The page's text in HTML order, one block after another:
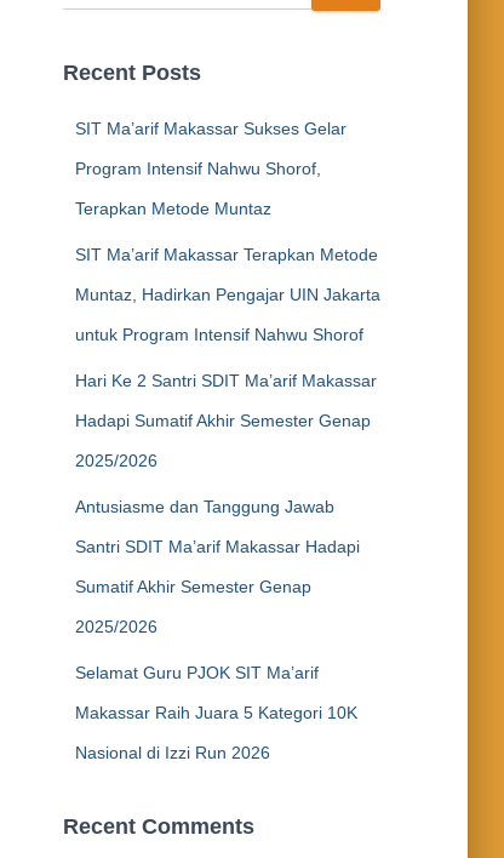
Recent Posts
SIT Ma’arif Makassar Sukses Gelar
Program Intensif Nahwu Shorof,
Terapkan Metode Muntaz
SIT Ma’arif Makassar Terapkan Metode
Muntaz, Hadirkan Pengajar UIN Jakarta
untuk Program Intensif Nahwu Shorof
Hari Ke 2 Santri SDIT Ma’arif Makassar
Hadapi Sumatif Akhir Semester Genap
2025/2026
Antusiasme dan Tanggung Jawab
Santri SDIT Ma’arif Makassar Hadapi
Sumatif Akhir Semester Genap
2025/2026
Selamat Guru PJOK SIT Ma’arif
Makassar Raih Juara 5 Kategori 10K
Nasional di Izzi Run 2026
Recent Comments